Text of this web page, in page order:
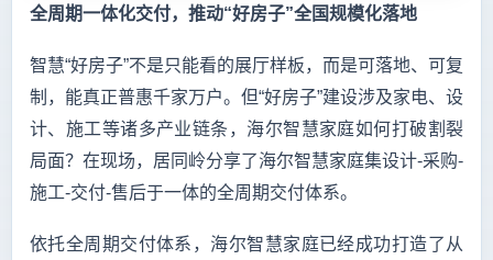
全周期一体化交付，推动“好房子”全国规模化落地
智慧“好房子”不是只能看的展厅样板，而是可落地、可复
制，能真正普惠千家万户。但“好房子”建设涉及家电、设
计、施工等诸多产业链条，海尔智慧家庭如何打破割裂
局面？在现场，居同岭分享了海尔智慧家庭集设计-采购-
施工-交付-售后于一体的全周期交付体系。
依托全周期交付体系，海尔智慧家庭已经成功打造了从